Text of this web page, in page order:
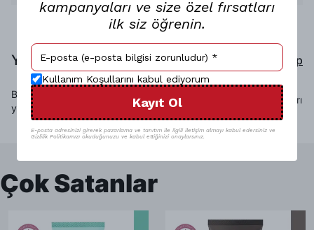
Yorumlar Yorum Yap
Bu ürün için henüz yorum
yapılmamış.
Sadece görsel olan yorumları
Çok Satanlar
kampanyaları ve size özel fırsatları
ilk siz öğrenin.
Kullanım Koşullarını kabul ediyorum
Kayıt Ol
E-posta adresinizi girerek pazarlama ve tanıtım ile ilgili iletişim almayı kabul edersiniz ve
Gizlilik Politikamızı okuduğunuzu ve kabul ettiğinizi onaylarsınız.